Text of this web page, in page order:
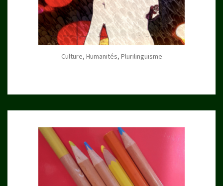
Culture, Humanités, Plurilinguisme